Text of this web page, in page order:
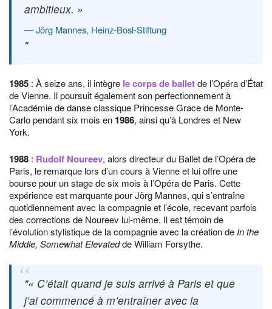
ambitieux. »
Jörg Mannes, Heinz-Bosl-Stiftung
1985 : À seize ans, il intègre le corps de balletde l’Opéra d’État
de Vienne. Il poursuit également son perfectionnement à
l’Académie de danse classique Princesse Grace de Monte-
Carlo pendant six mois en 1986, ainsi qu’à Londres et New
York.
1988 : Rudolf Noureev, alors directeur du Ballet de l’Opéra de
Paris, le remarque lors d’un cours à Vienne et lui offre une
bourse pour un stage de six mois à l’Opéra de Paris. Cette
expérience est marquante pour Jörg Mannes, qui s’entraîne
quotidiennement avec la compagnie et l’école, recevant parfois
des corrections de Noureev lui-même. Il est témoin de
l’évolution stylistique de la compagnie avec la création de In the
Middle, Somewhat Elevatedde William Forsythe.
« C’était quand je suis arrivé à Paris et que
j’ai commencé à m’entraîner avec la